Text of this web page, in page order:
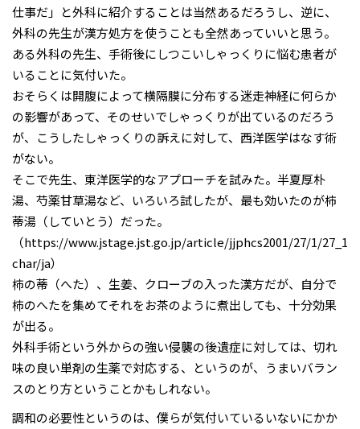
仕事だ」と外科に紹介することは当然あるだろうし、逆に、
外科の先生が漢方処方を使うことも全然あっていいと思う。
ある外科の先生、手術後にしつこいしゃっくりに悩む患者が
いることに気付いた。
おそらくは開腹によって横隔膜に分布する迷走神経に何らか
の影響があって、そのせいでしゃっくりが出ているのだろう
が、こうしたしゃっくりの訴えに対して、西洋医学はなす術
がない。
そこで先生、東洋医学的なアプローチを試みた。半夏厚朴
湯、芍薬甘草湯など、いろいろ試したが、最も効いたのが柿
蒂湯（していとう）だった。
（https://www.jstage.jst.go.jp/article/jjphcs2001/27/1/
char/ja）
柿の蒂（へた）、生姜、クローブの入った漢方だが、自分で
柿のへたを集めてそれをお茶のように煮出しても、十分効果
が出る。
外科手術という外からの強い侵襲の後遺症に対しては、切れ
味の良い単剤の生薬で対応する、というのが、うまいバラン
スのとり方ということかもしれない。
調和の必要性というのは、僕らが気付いているいないにかか